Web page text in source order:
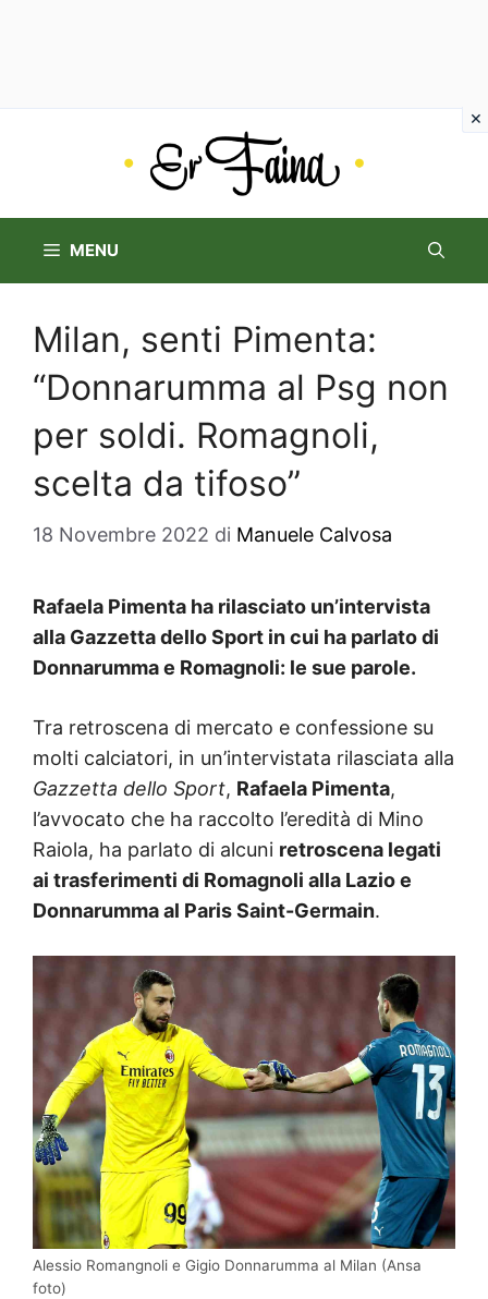
MENU
Milan, senti Pimenta:
“Donnarumma al Psg non
per soldi. Romagnoli,
scelta da tifoso”
18 Novembre 2022 di Manuele Calvosa
Rafaela Pimenta ha rilasciato un’intervista
alla Gazzetta dello Sport in cui ha parlato di
Donnarumma e Romagnoli: le sue parole.
Tra retroscena di mercato e confessione su
molti calciatori, in un’intervistata rilasciata alla
Gazzetta dello Sport, Rafaela Pimenta,
l’avvocato che ha raccolto l’eredità di Mino
Raiola, ha parlato di alcuni retroscena legati
ai trasferimenti di Romagnoli alla Lazio e
Donnarumma al Paris Saint-Germain.
Alessio Romangnoli e Gigio Donnarumma al Milan (Ansa
foto)